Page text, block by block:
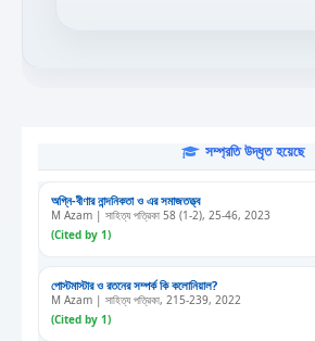
সম্প্রতি উদ্ধৃত হয়েছে
অগ্নি-বীণার নান্দনিকতা ও এর সমাজতত্ত্ব
M Azam | সাহিত্য পত্রিকা 58 (1-2), 25-46, 2023
(Cited by 1)
পোস্টমাস্টার ও রতনের সম্পর্ক কি কলোনিয়াল?
M Azam | সাহিত্য পত্রিকা, 215-239, 2022
(Cited by 1)